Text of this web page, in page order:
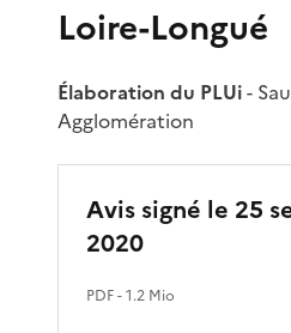
Loire-Longué
Élaboration du PLUi-
Agglomération
Avis signé le 25
2020
PDF- 1.2 Mio